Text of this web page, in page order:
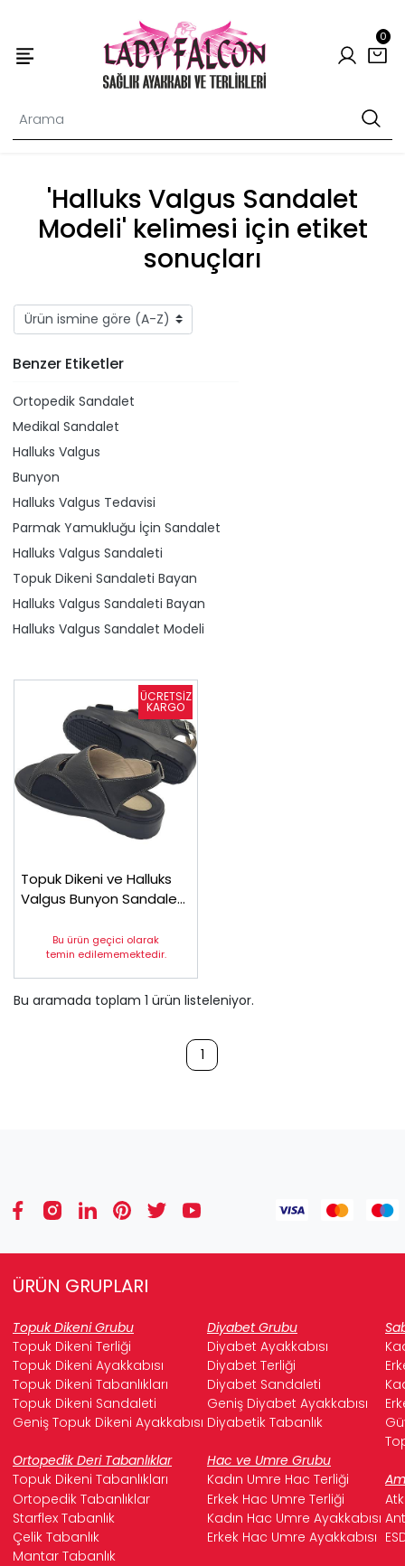
0
'Halluks Valgus Sandalet
Modeli' kelimesi için etiket
sonuçları
Benzer Etiketler
Ortopedik Sandalet
Medikal Sandalet
Halluks Valgus
Bunyon
Halluks Valgus Tedavisi
Parmak Yamukluğu İçin Sandalet
Halluks Valgus Sandaleti
Topuk Dikeni Sandaleti Bayan
Halluks Valgus Sandaleti Bayan
Halluks Valgus Sandalet Modeli
Topuk Dikeni ve Halluks
Valgus Bunyon Sandaleti
Bu ürün geçici olarak
temin edilememektedir.
Bu aramada toplam 1 ürün listeleniyor.
1
ÜRÜN GRUPLARI
Topuk Dikeni Grubu Diyabet Grubu
Topuk Dikeni Terliği
Diyabet Ayakkabısı
Topuk Dikeni Ayakkabısı
Diyabet Terliği
Topuk Dikeni Tabanlıkları
Diyabet Sandaleti
Topuk Dikeni Sandaleti
Geniş Diyabet Ayakkabısı
Geniş Topuk Dikeni Ayakkabısı Diyabetik Tabanlık
Ortopedik Deri Tabanlıklar
Hac ve Umre Grubu
Topuk Dikeni Tabanlıkları
Kadın Umre Hac Terliği
Ortopedik Tabanlıklar
Erkek Hac Umre Terliği
Starflex Tabanlık
Kadın Hac Umre Ayakkabısı
Çelik Tabanlık
Erkek Hac Umre Ayakkabısı
Mantar Tabanlık